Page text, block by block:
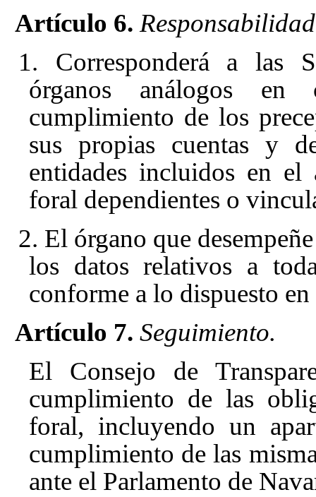
Artículo 6.
1. Corresponderá a las
órganos análogos en
cumplimiento de los
sus propias cuentas y
entidades incluidos en
foral dependientes o
2. El órgano que
los datos relativos a
conforme a lo dispuesto
Artículo 7. Seguimiento.
El Consejo de
cumplimiento de las
foral, incluyendo un
cumplimiento de las
ante el Parlamento de